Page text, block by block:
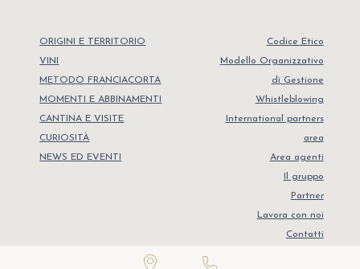
ORIGINI E TERRITORIO
VINI
METODO FRANCIACORTA
MOMENTI E ABBINAMENTI
CANTINA E VISITE
CURIOSITÀ
NEWS ED EVENTI
Codice Etico
Modello Organizzativo
di Gestione
Whistleblowing
International partners
area
Area agenti
Il gruppo
Partner
Lavora con noi
Contatti